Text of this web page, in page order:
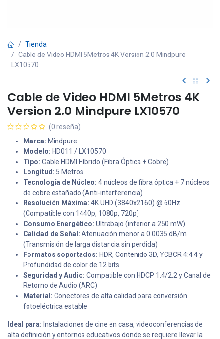
Tienda
Cable de Video HDMI 5Metros 4K Version 2.0 Mindpure
LX10570
Cable de Video HDMI 5Metros 4K
Version 2.0 Mindpure LX10570
(0 reseña)
Marca: Mindpure
Modelo: HD011 / LX10570
Tipo: Cable HDMI Híbrido (Fibra Óptica + Cobre)
Longitud: 5 Metros
Tecnología de Núcleo: 4 núcleos de fibra óptica + 7 núcleos
de cobre estañado (Anti-interferencia)
Resolución Máxima: 4K UHD (3840x2160) @ 60Hz
(Compatible con 1440p, 1080p, 720p)
Consumo Energético: Ultrabajo (inferior a 250 mW)
Calidad de Señal: Atenuación menor a 0.0035 dB/m
(Transmisión de larga distancia sin pérdida)
Formatos soportados: HDR, Contenido 3D, YCBCR 4:4:4 y
Profundidad de color de 12 bits
Seguridad y Audio: Compatible con HDCP 1.4/2.2 y Canal de
Retorno de Audio (ARC)
Material: Conectores de alta calidad para conversión
fotoeléctrica estable
Ideal para: Instalaciones de cine en casa, videoconferencias de
alta definición y entornos educativos donde se requiere llevar la